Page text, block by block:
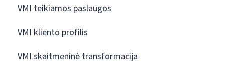
VMI teikiamos paslaugos
VMI kliento profilis
VMI skaitmeninė transformacija